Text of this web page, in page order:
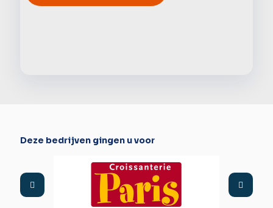
Deze bedrijven gingen u voor